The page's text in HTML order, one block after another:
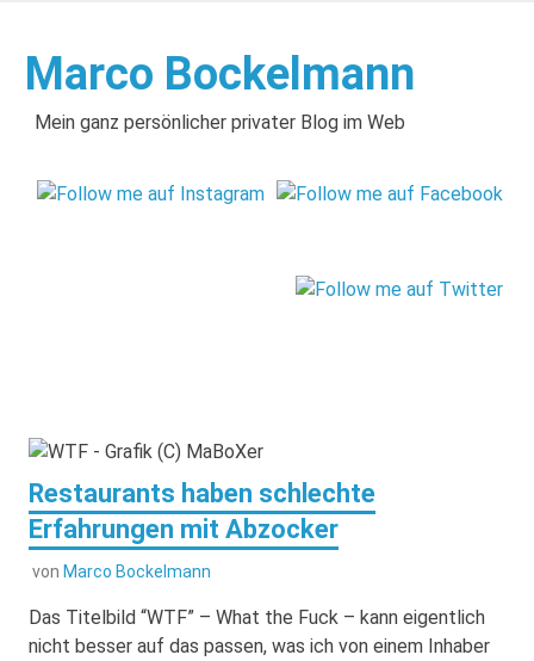
springen
Marco Bockelmann
Mein ganz persönlicher privater Blog im Web
Restaurants haben schlechte
Erfahrungen mit Abzocker
von Marco Bockelmann
Das Titelbild “WTF” – What the Fuck – kann eigentlich
nicht besser auf das passen, was ich von einem Inhaber